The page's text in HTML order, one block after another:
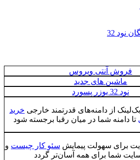
نود 32
فروش آنتی ویروس
ماشین های جدید
نود 32 یوزر پسورد
از دامنه‌های قدرتمند خارجی خرید
تا دامنه شما در میان رقبا برجسته شود
برای سهولت پیمایش سئو کار چیست و
شما برای همه آسان‌تر گردد